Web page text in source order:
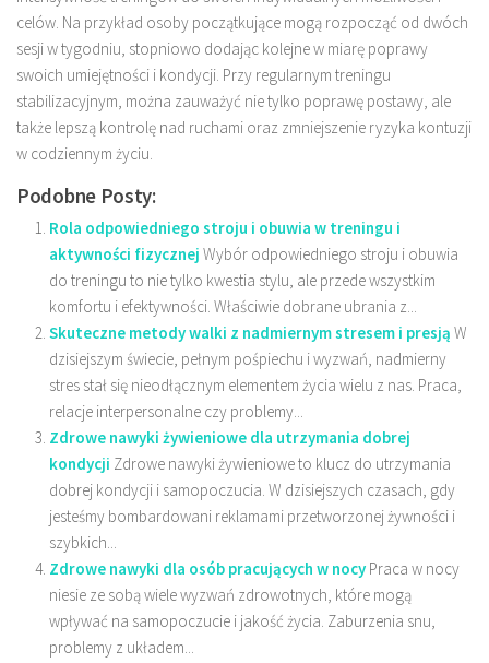
celów. Na przykład osoby początkujące mogą rozpocząć od dwóch
sesji w tygodniu, stopniowo dodając kolejne w miarę poprawy
swoich umiejętności i kondycji. Przy regularnym treningu
stabilizacyjnym, można zauważyć nie tylko poprawę postawy, ale
także lepszą kontrolę nad ruchami oraz zmniejszenie ryzyka kontuzji
w codziennym życiu.
Podobne Posty:
Rola odpowiedniego stroju i obuwia w treningu i
aktywności fizycznej Wybór odpowiedniego stroju i obuwia
do treningu to nie tylko kwestia stylu, ale przede wszystkim
komfortu i efektywności. Właściwie dobrane ubrania z...
Skuteczne metody walki z nadmiernym stresem i presją W
dzisiejszym świecie, pełnym pośpiechu i wyzwań, nadmierny
stres stał się nieodłącznym elementem życia wielu z nas. Praca,
relacje interpersonalne czy problemy...
Zdrowe nawyki żywieniowe dla utrzymania dobrej
kondycji Zdrowe nawyki żywieniowe to klucz do utrzymania
dobrej kondycji i samopoczucia. W dzisiejszych czasach, gdy
jesteśmy bombardowani reklamami przetworzonej żywności i
szybkich...
Zdrowe nawyki dla osób pracujących w nocy Praca w nocy
niesie ze sobą wiele wyzwań zdrowotnych, które mogą
wpływać na samopoczucie i jakość życia. Zaburzenia snu,
problemy z układem...